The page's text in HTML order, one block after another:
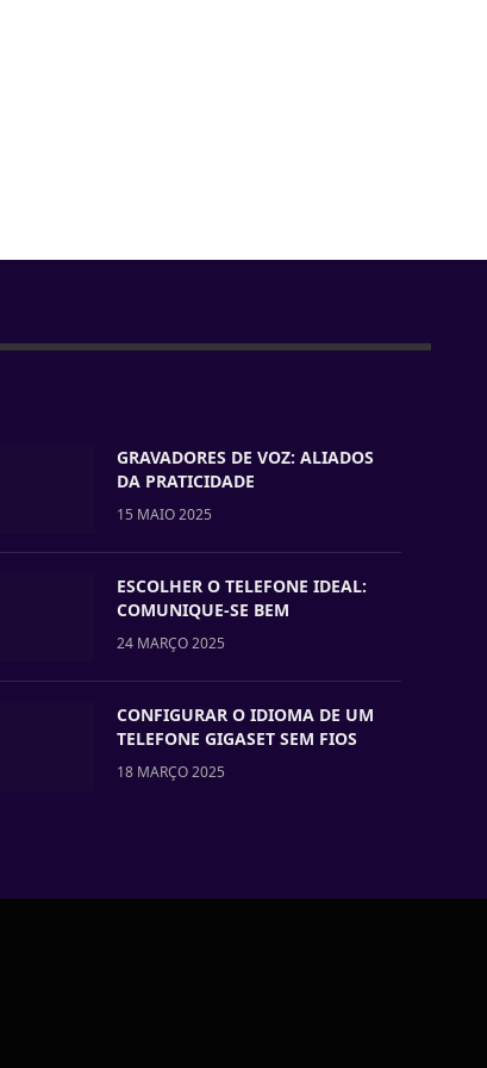
GRAVADORES DE VOZ: ALIADOS
DA PRATICIDADE
15 MAIO 2025
ESCOLHER O TELEFONE IDEAL:
COMUNIQUE-SE BEM
24 MARÇO 2025
CONFIGURAR O IDIOMA DE UM
TELEFONE GIGASET SEM FIOS
18 MARÇO 2025